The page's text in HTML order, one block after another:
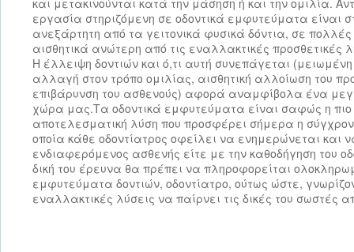
και μετακινούνται κατά την μάσηση ή και την ομιλία.
εργασία στηριζόμενη σε οδοντικά εμφυτεύματα είναι
ανεξάρτητη από τα γειτονικά φυσικά δόντια, σε πολλές
αισθητικά ανώτερη από τις εναλλακτικές προσθετικές
Η έλλειψη δοντιών και ό,τι αυτή συνεπάγεται
αλλαγή στον τρόπο ομιλίας, αισθητική αλλοίωση του
επιβάρυνση του ασθενούς) αφορά αναμφίβολα ένα
χώρα μας.Τα οδοντικά εμφυτεύματα είναι σαφώς η πιο
αποτελεσματική λύση που προσφέρει σήμερα η
οποία κάθε οδοντίατρος οφείλει να ενημερώνεται και
ενδιαφερόμενος ασθενής είτε με την καθοδήγηση του
δική του έρευνα θα πρέπει να πληροφορείται
εμφυτεύματα δοντιών, οδοντίατρο, ούτως ώστε,
εναλλακτικές λύσεις να παίρνει τις δικές του σωστές